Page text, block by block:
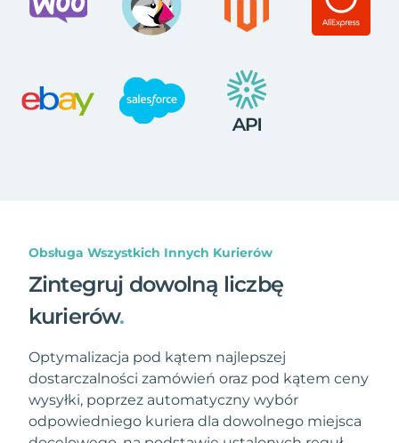
Obsługa Wszystkich Innych Kurierów
Zintegruj dowolną liczbę
kurierów.
Optymalizacja pod kątem najlepszej
dostarczalności zamówień oraz pod kątem ceny
wysyłki, poprzez automatyczny wybór
odpowiedniego kuriera dla dowolnego miejsca